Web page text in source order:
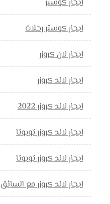
ايجار كوستر
ايجار كوستر رحلات
ايجار لان كروزر
ايجار لاند كروزر
ايجار لاند كروزر 2022
ايجار لاند كروزر تويوتا
ايجار لاند كروزر تويوتا
ايجار لاند كروزر مع السائق